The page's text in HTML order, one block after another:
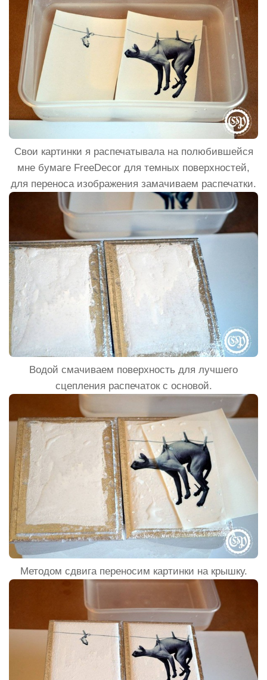
Свои картинки я распечатывала на полюбившейся
мне бумаге FreeDecor для темных поверхностей,
для переноса изображения замачиваем распечатки.
Водой смачиваем поверхность для лучшего
сцепления распечаток с основой.
Методом сдвига переносим картинки на крышку.